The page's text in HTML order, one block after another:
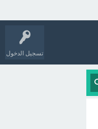
تسجيل الدخول